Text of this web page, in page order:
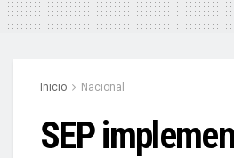
Inicio Nacional
SEP